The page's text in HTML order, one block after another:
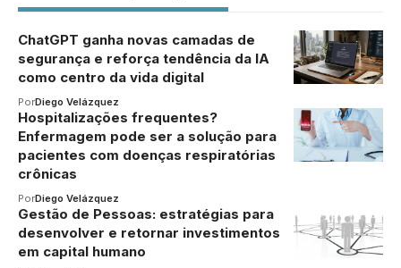
ChatGPT ganha novas camadas de
segurança e reforça tendência da IA
como centro da vida digital
PorDiego Velázquez
Hospitalizações frequentes?
Enfermagem pode ser a solução para
pacientes com doenças respiratórias
crônicas
PorDiego Velázquez
Gestão de Pessoas: estratégias para
desenvolver e retornar investimentos
em capital humano